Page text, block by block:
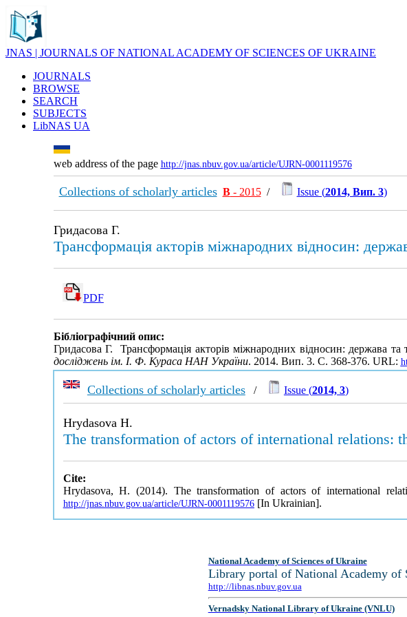
JNAS | JOURNALS OF NATIONAL ACADEMY OF SCIENCES OF UKRAINE
JOURNALS
BROWSE
SEARCH
SUBJECTS
LibNAS UA
web address of the page http://jnas.nbuv.gov.ua/article/UJRN-0001119576
Collections of scholarly articles В- 2015/ Issue (2014, Вип. 3)
Гридасова Г.
Трансформація акторів міжнародних відносин:
PDF
Бібліографічний опис:
Гридасова Г. Трансформація акторів міжнародних відносин: держава та
досліджень ім. І. Ф. Кураса НАН України. 2014. Вип. 3. С. 368-376. URL:
Collections of scholarly articles/ Issue (2014, 3)
Hrydasova H.
The transformation of actors of international relations:
Cite:
Hrydasova, H. (2014). The transformation of actors of international
http://jnas.nbuv.gov.ua/article/UJRN-0001119576[In Ukrainian].
National Academy of Sciences of Ukraine
Library portal of National Academy of
http://libnas.nbuv.gov.ua
Vernadsky National Library of Ukraine (VNLU)